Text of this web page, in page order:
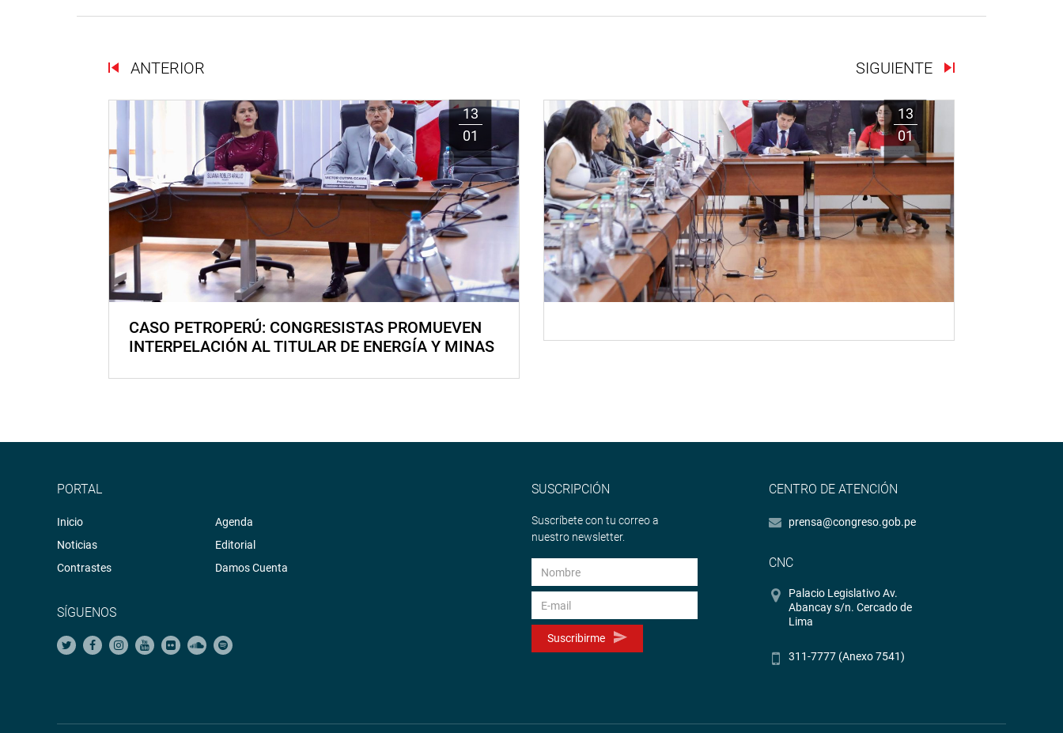
ANTERIOR SIGUIENTE
13
01
CASO PETROPERÚ: CONGRESISTAS PROMUEVEN
INTERPELACIÓN AL TITULAR DE ENERGÍA Y MINAS
13
01
PORTAL
Inicio
Noticias
Contrastes
Agenda
Editorial
Damos Cuenta
SÍGUENOS
SUSCRIPCIÓN
Suscríbete con tu correo a
nuestro newsletter.
Suscribirme
CENTRO DE ATENCIÓN
prensa@congreso.gob.pe
CNC
Palacio Legislativo Av.
Abancay s/n. Cercado de
Lima
311-7777 (Anexo 7541)